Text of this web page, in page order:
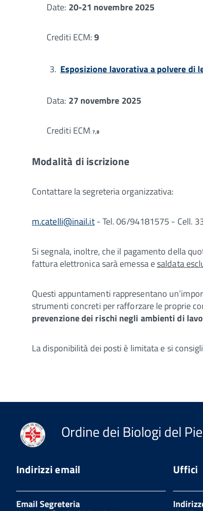
Date: 20-21 novembre 2025
Crediti ECM:9
Esposizione lavorativa a polvere
Data: 27 novembre 2025
Crediti ECM:7,8
Modalità di iscrizione
Contattare la segreteria organizzativa:
m.catelli@inail.it- Tel. 06/94181575 - Cell.
Si segnala, inoltre, che il pagamento della
fattura elettronica sarà emessa esaldata
Questi appuntamenti rappresentano
strumenti concreti per rafforzare le proprie
prevenzione dei rischi negli ambienti di
La disponibilità dei posti è limitata e si
Ordine dei Biologi del
Indirizzi email
Email Segreteria
Uffici